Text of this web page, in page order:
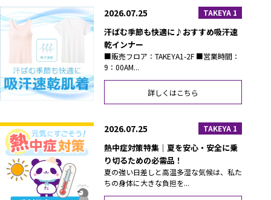
2026.07.25 TAKEYA 1
汗ばむ季節も快適に♪おすすめ吸汗速
乾インナー
■販売フロア：TAKEYA1-2F ■営業時間：
9：00AM...
詳しくはこちら
2026.07.25 TAKEYA 1
熱中症対策特集｜夏を安心・安全に乗
り切るための必需品！
夏の強い日差しと高温多湿な気候は、私た
ちの身体に大きな負担を...